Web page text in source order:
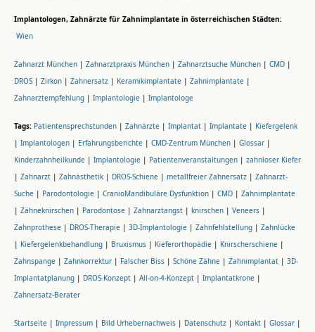
Implantologen, Zahnärzte für Zahnimplantate in österreichischen Städten:
Wien
Zahnarzt München | Zahnarztpraxis München | Zahnarztsuche München | CMD |
DROS | Zirkon | Zahnersatz | Keramikimplantate | Zahnimplantate |
Zahnarztempfehlung | Implantologie | Implantologe
Tags: Patientensprechstunden | Zahnärzte | Implantat | Implantate | Kiefergelenk
| Implantologen | Erfahrungsberichte | CMD-Zentrum München | Glossar |
Kinderzahnheilkunde | Implantologie | Patientenveranstaltungen | zahnloser Kiefer
| Zahnarzt | Zahnästhetik | DROS-Schiene | metallfreier Zahnersatz | Zahnarzt-
Suche | Parodontologie | CranioMandibuläre Dysfunktion | CMD | Zahnimplantate
| Zähneknirschen | Parodontose | Zahnarztangst | knirschen | Veneers |
Zahnprothese | DROS-Therapie | 3D-Implantologie | Zahnfehlstellung | Zahnlücke
| Kiefergelenkbehandlung | Bruxismus | Kieferorthopädie | Knirscherschiene |
Zahnspange | Zahnkorrektur | Falscher Biss | Schöne Zähne | Zahnimplantat | 3D-
Implantatplanung | DROS-Konzept | All-on-4-Konzept | Implantatkrone |
Zahnersatz-Berater
Startseite | Impressum | Bild Urhebernachweis | Datenschutz | Kontakt | Glossar |